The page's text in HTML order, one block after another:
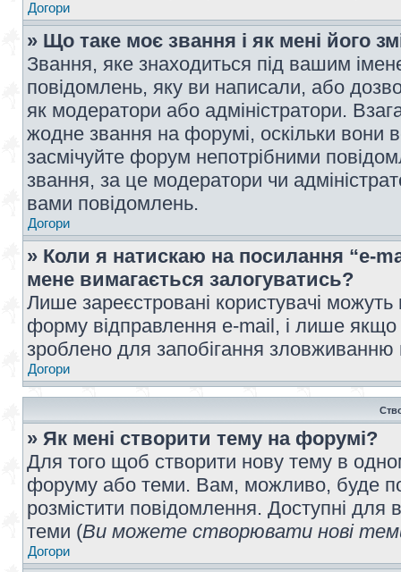
Догори
» Що таке моє звання і як мені його
Звання, яке знаходиться під вашим
повідомлень, яку ви написали, або
як модератори або адміністратори.
жодне звання на форумі, оскільки вони
засмічуйте форум непотрібними
звання, за це модератори чи
вами повідомлень.
Догори
» Коли я натискаю на посилання “e-
мене вимагається залогуватись?
Лише зареєстровані користувачі
форму відправлення e-mail, і лише
зроблено для запобігання
Догори
» Як мені створити тему на форумі?
Для того щоб створити нову тему в
форуму або теми. Вам, можливо, буде
розмістити повідомлення. Доступні для
теми (Ви можете створювати нові
Догори